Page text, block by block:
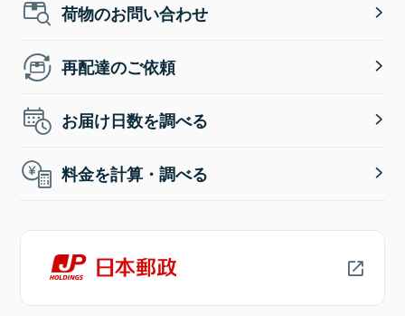
荷物のお問い合わせ
再配達のご依頼
お届け日数を調べる
料金を計算・調べる